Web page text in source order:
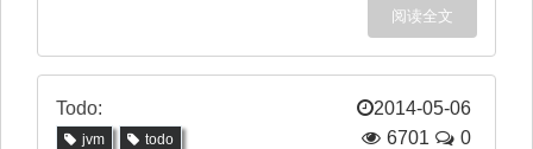
阅读全文
Todo: 2014-05-06
jvm todo 6701
0